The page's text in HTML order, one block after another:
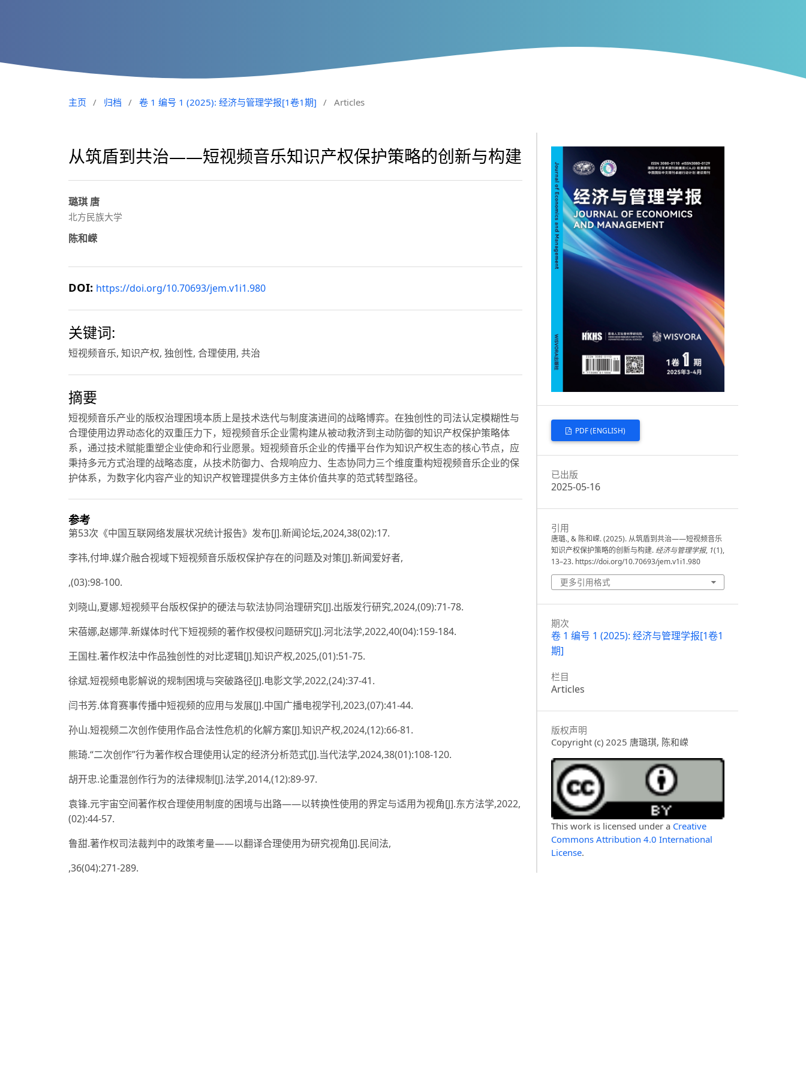
主页 / 归档 / 卷 1 编号 1 (2025): 经济与管理学报[1卷1期] / Articles
从筑盾到共治——短视频音乐知识产权保护策略的创新与构建
璐琪 唐
北方民族大学
陈和嵘
DOI: https://doi.org/10.70693/jem.v1i1.980
关键词:
短视频音乐, 知识产权, 独创性, 合理使用, 共治
摘要
短视频音乐产业的版权治理困境本质上是技术迭代与制度演进间的战略博弈。在独创性的司法认定模糊性与
合理使用边界动态化的双重压力下，短视频音乐企业需构建从被动救济到主动防御的知识产权保护策略体
系，通过技术赋能重塑企业使命和行业愿景。短视频音乐企业的传播平台作为知识产权生态的核心节点，应
秉持多元方式治理的战略态度，从技术防御力、合规响应力、生态协同力三个维度重构短视频音乐企业的保
护体系，为数字化内容产业的知识产权管理提供多方主体价值共享的范式转型路径。
参考
第53次《中国互联网络发展状况统计报告》发布[J].新闻论坛,2024,38(02):17.
李祎,付坤.媒介融合视域下短视频音乐版权保护存在的问题及对策[J].新闻爱好者,
,(03):98-100.
刘晓山,夏娜.短视频平台版权保护的硬法与软法协同治理研究[J].出版发行研究,2024,(09):71-78.
宋蓓娜,赵娜萍.新媒体时代下短视频的著作权侵权问题研究[J].河北法学,2022,40(04):159-184.
王国柱.著作权法中作品独创性的对比逻辑[J].知识产权,2025,(01):51-75.
徐斌.短视频电影解说的规制困境与突破路径[J].电影文学,2022,(24):37-41.
闫书芳.体育赛事传播中短视频的应用与发展[J].中国广播电视学刊,2023,(07):41-44.
孙山.短视频二次创作使用作品合法性危机的化解方案[J].知识产权,2024,(12):66-81.
熊琦.“二次创作”行为著作权合理使用认定的经济分析范式[J].当代法学,2024,38(01):108-120.
胡开忠.论重混创作行为的法律规制[J].法学,2014,(12):89-97.
袁锋.元宇宙空间著作权合理使用制度的困境与出路——以转换性使用的界定与适用为视角[J].东方法学,2022,
(02):44-57.
鲁甜.著作权司法裁判中的政策考量——以翻译合理使用为研究视角[J].民间法,
,36(04):271-289.
PDF (ENGLISH)
已出版
2025-05-16
引用
唐璐., & 陈和嵘. (2025). 从筑盾到共治——短视频音乐
知识产权保护策略的创新与构建.经济与管理学报, 1(1),
13–23. https://doi.org/10.70693/jem.v1i1.980
更多引用格式
期次
卷 1 编号 1 (2025): 经济与管理学报[1卷1
期]
栏目
Articles
版权声明
Copyright (c) 2025 唐璐琪, 陈和嵘
This work is licensed under a Creative
Commons Attribution 4.0 International
License.